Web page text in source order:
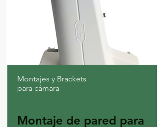
Montajes y Brackets
para cámara
Montaje de pared para